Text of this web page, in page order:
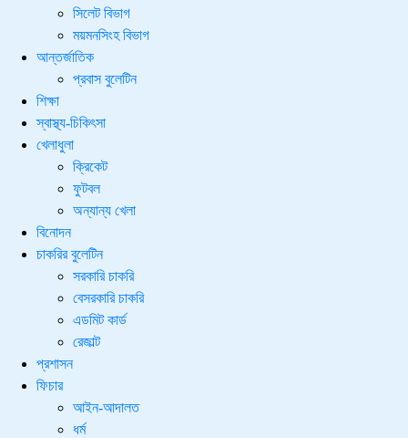
সিলেট বিভাগ
ময়মনসিংহ বিভাগ
আন্তর্জাতিক
প্রবাস বুলেটিন
শিক্ষা
স্বাস্থ্য-চিকিৎসা
খেলাধুলা
ক্রিকেট
ফুটবল
অন্যান্য খেলা
বিনোদন
চাকরির বুলেটিন
সরকারি চাকরি
বেসরকারি চাকরি
এডমিট কার্ড
রেজাল্ট
প্রশাসন
ফিচার
আইন-আদালত
ধর্ম